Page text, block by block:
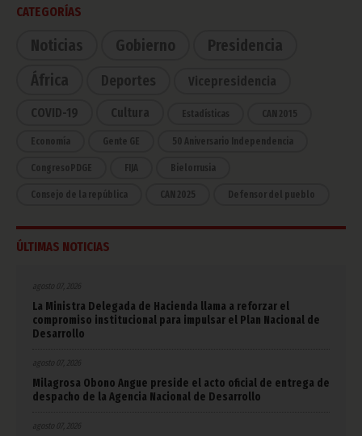
CATEGORÍAS
Noticias Gobierno
Presidencia
África
Deportes Vicepresidencia
COVID-19 Cultura Estadísticas CAN 2015
Economía Gente GE 50 Aniversario Independencia
CongresoPDGE FIJA Bielorrusia
Consejo de la república CAN 2025 Defensor del pueblo
ÚLTIMAS NOTICIAS
agosto 07, 2026
La Ministra Delegada de Hacienda llama a reforzar el
compromiso institucional para impulsar el Plan Nacional de
Desarrollo
agosto 07, 2026
Milagrosa Obono Angue preside el acto oficial de entrega de
despacho de la Agencia Nacional de Desarrollo
agosto 07, 2026